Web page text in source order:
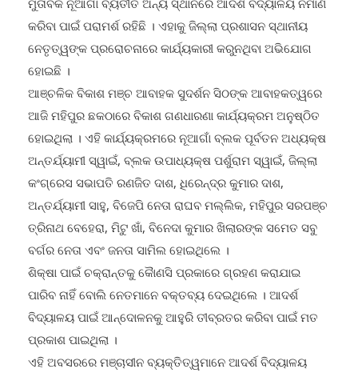
କରିବା ପାଇଁ ପରାମର୍ଶ ରହିଛି । ଏହାକୁ ଜିଲ୍ଲା ପ୍ରଶାସନ ସ୍ଥାନୀୟ
ନେତୃତ୍ୱଙ୍କ ପ୍ରରୋଚନାରେ କାର୍ଯ୍ୟକାରୀ କରୁନଥିବା ଅଭିଯୋଗ
ହୋଇଛି ।
ଆଞ୍ଚଳିକ ବିକାଶ ମଞ୍ଚ ଆବାହକ ସୁଦର୍ଶନ ସିଠଙ୍କ ଆବାହକତ୍ୱରେ
ଆଜି ମହିପୁର ଛକଠାରେ ବିକାଶ ଗଣଧାରଣା କାର୍ଯ୍ୟକ୍ରମ ଅନୁଷ୍ଠିତ
ହୋଇଥିଲା । ଏହି କାର୍ଯ୍ୟକ୍ରମରେ ନୂଆଗାଁ ବ୍ଲକ ପୂର୍ବତନ ଅଧ୍ୟକ୍ଷ
ଅନ୍ତର୍ଯ୍ୟାମୀ ସ୍ୱାଇଁ, ବ୍ଲକ ଉପାଧ୍ୟକ୍ଷ ପର୍ଶୁରାମ ସ୍ୱାଇଁ, ଜିଲ୍ଲା
କଂଗ୍ରେସ ସଭାପତି ରଣଜିତ ଦାଶ, ଧିରେନ୍ଦ୍ର କୁମାର ଦାଶ,
ଅନ୍ତର୍ଯ୍ୟାମୀ ସାହୁ, ବିଜେପି ନେତା ରାଘବ ମଲ୍ଲିକ, ମହିପୁର ସରପଞ୍ଚ
ତ୍ରିନାଥ ବେହେରା, ମିଟୁ ଖାଁ, ବିନେଦା କୁମାର ଖିଲାରଙ୍କ ସମେତ ସବୁ
ବର୍ଗର ନେତା ଏବଂ ଜନତା ସାମିଲ ହୋଇଥିଲେ ।
ଶିକ୍ଷା ପାଇଁ ଚକ୍ରାନ୍ତକୁ କୈାଣସି ପ୍ରକାରେ ଗ୍ରହଣ କରାଯାଇ
ପାରିବ ନାହିଁ ବୋଲି ନେତମାନେ ବକ୍ତବ୍ୟ ଦେଇଥିଲେ । ଆଦର୍ଶ
ବିଦ୍ୟାଳୟ ପାଇଁ ଆନ୍ଦୋଳନକୁ ଆହୁରି ତୀବ୍ରତର କରିବା ପାଇଁ ମତ
ପ୍ରକାଶ ପାଇଥିଲା ।
ଏହି ଅବସରରେ ମଞ୍ଚାସୀନ ବ୍ୟକ୍ତିତ୍ୱମାନେ ଆଦର୍ଶ ବିଦ୍ୟାଳୟ
ହରିଡ଼ାବନ୍ଧଠାରେ ନିର୍ମାଣ ନହେବା ପଛରେ ବିଧାୟକଙ୍କ ଚକ୍ରାନ୍ତ